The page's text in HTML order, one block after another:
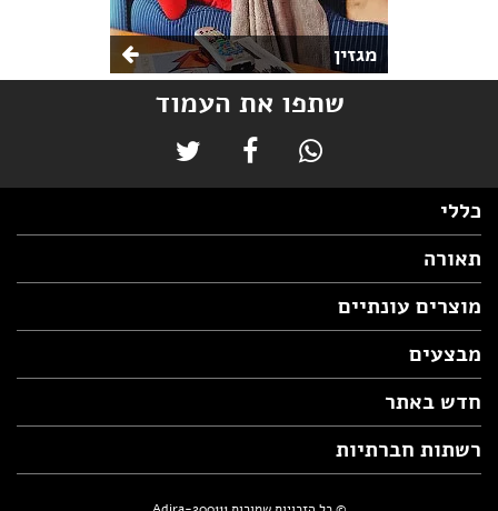
מגזין
שתפו את העמוד
כללי
תאורה
מוצרים עונתיים
מבצעים
חדש באתר
רשתות חברתיות